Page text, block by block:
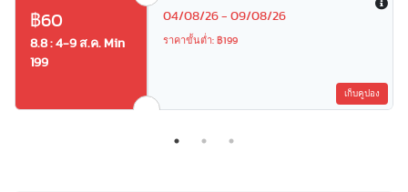
฿60
8.8 : 4-9 ส.ค. Min
199
04/08/26 - 09/08/26
ราคาขั้นต่ำ: ฿199
เก็บคูปอง